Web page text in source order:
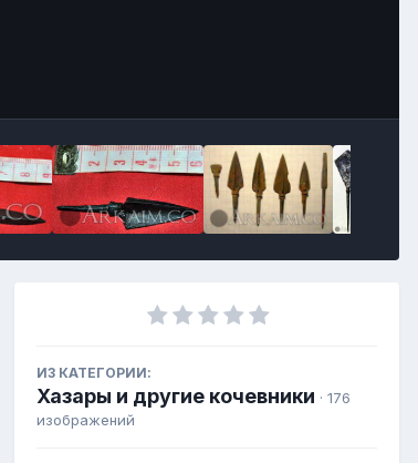
ИЗ КАТЕГОРИИ:
Хазары и другие кочевники · 176
изображений